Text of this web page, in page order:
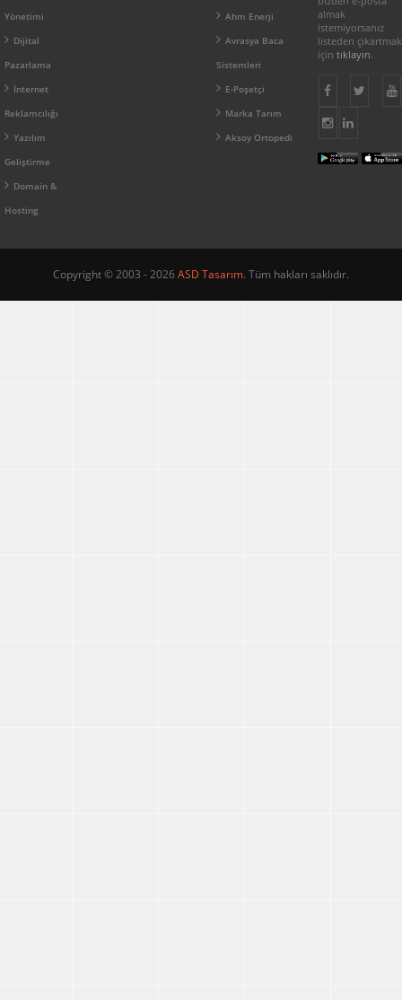
Yönetimi
Dijital
Pazarlama
İnternet
Reklamcılığı
Yazılım
Geliştirme
Domain &
Hosting
Ahm Enerji
Avrasya Baca
Sistemleri
E-Poşetçi
Marka Tarım
Aksoy Ortopedi
almak
istemiyorsanız
listeden çıkartmak
için tıklayın.
Copyright © 2003 - 2026 ASD Tasarım. Tüm hakları saklıdır.